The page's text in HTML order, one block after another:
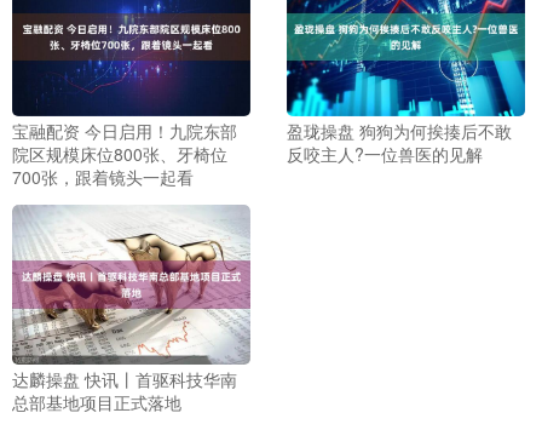
宝融配资 今日启用！九院东部
院区规模床位800张、牙椅位
700张，跟着镜头一起看
盈珑操盘 狗狗为何挨揍后不敢
反咬主人?一位兽医的见解
达麟操盘 快讯丨首驱科技华南
总部基地项目正式落地